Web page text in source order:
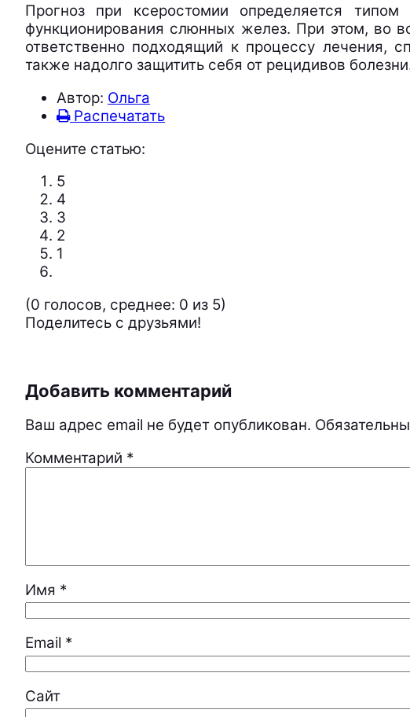
Прогноз при ксеростомии определяется
функционирования слюнных желез. При этом, во
ответственно подходящий к процессу лечения,
также надолго защитить себя от рецидивов
Автор: Ольга
Распечатать
Оцените статью:
5
4
3
2
1
(0 голосов, среднее: 0 из 5)
Поделитесь с друзьями!
Добавить комментарий
Ваш адрес email не будет опубликован.
Комментарий *
Имя *
Email *
Сайт